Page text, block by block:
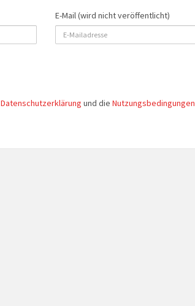
E-Mail (wird nicht veröffentlicht)
Datenschutzerklärung und die Nutzungsbedingungen